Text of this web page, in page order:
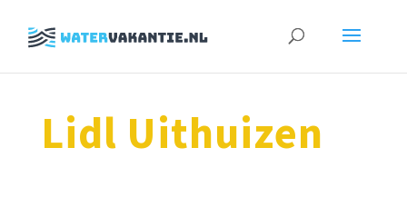
Zoeken
Lidl Uithuizen